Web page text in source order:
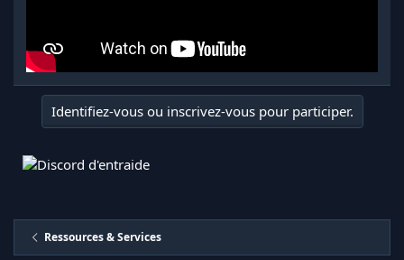
Identifiez-vous ou inscrivez-vous pour participer.
Ressources & Services